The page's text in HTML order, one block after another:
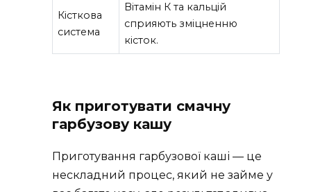
Кісткова
система
Вітамін К та кальцій
сприяють зміцненню
кісток.
Як приготувати смачну
гарбузову кашу
Приготування гарбузової каші — це
нескладний процес, який не займе у